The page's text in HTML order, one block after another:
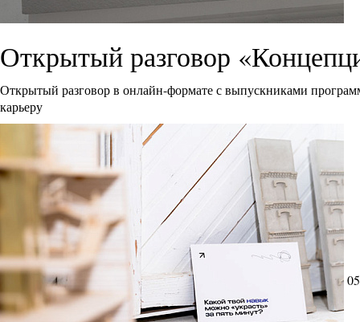
Открытый разговор
Открытый разговор в онлайн-формате с выпускниками
карьеру